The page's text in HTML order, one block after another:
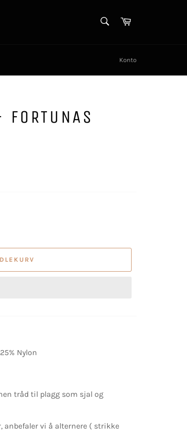
Handlekurv
Konto
Nylon
tråd til plagg som sjal og
anbefaler vi å alternere ( strikke